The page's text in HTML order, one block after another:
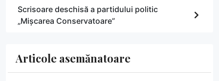
Scrisoare deschisă a partidului politic
„Mișcarea Conservatoare”
Articole asemănatoare